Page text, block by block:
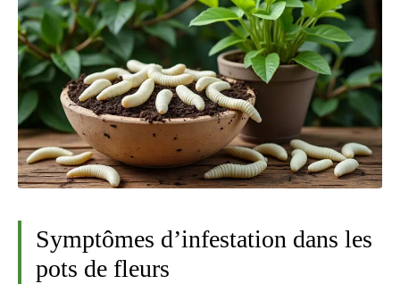
Symptômes d’infestation dans les
pots de fleurs